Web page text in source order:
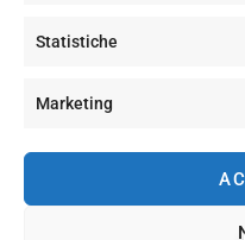
Statistiche
Marketing